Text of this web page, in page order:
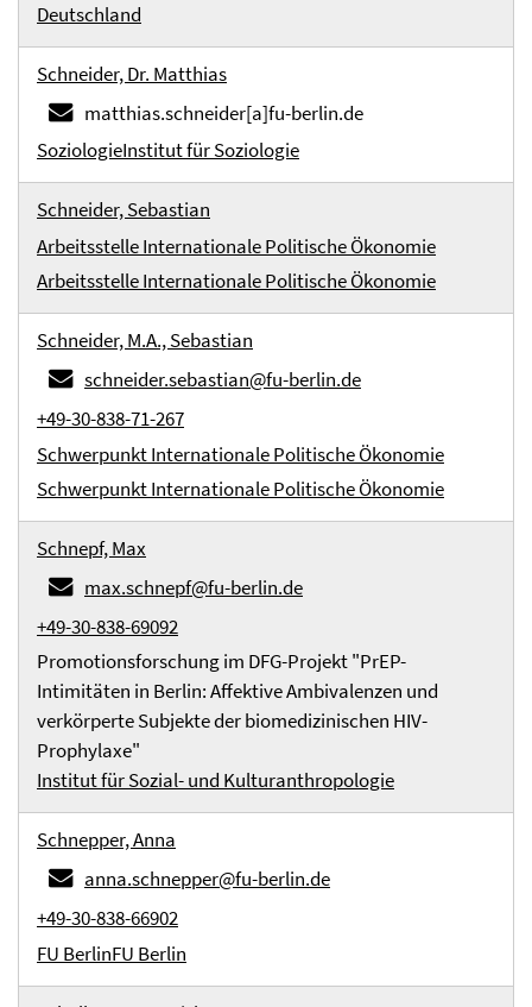
Deutschland
Schneider, Dr. Matthias
matthias.schneider[a]fu-berlin.de
SoziologieInstitut für Soziologie
Schneider, Sebastian
Arbeitsstelle Internationale Politische Ökonomie
Arbeitsstelle Internationale Politische Ökonomie
Schneider, M.A., Sebastian
schneider.sebastian@fu-berlin.de
+49-30-838-71-267
Schwerpunkt Internationale Politische Ökonomie
Schwerpunkt Internationale Politische Ökonomie
Schnepf, Max
max.schnepf@fu-berlin.de
+49-30-838-69092
Promotionsforschung im DFG-Projekt "PrEP-
Intimitäten in Berlin: Affektive Ambivalenzen und
verkörperte Subjekte der biomedizinischen HIV-
Prophylaxe"
Institut für Sozial- und Kulturanthropologie
Schnepper, Anna
anna.schnepper@fu-berlin.de
+49-30-838-66902
FU BerlinFU Berlin